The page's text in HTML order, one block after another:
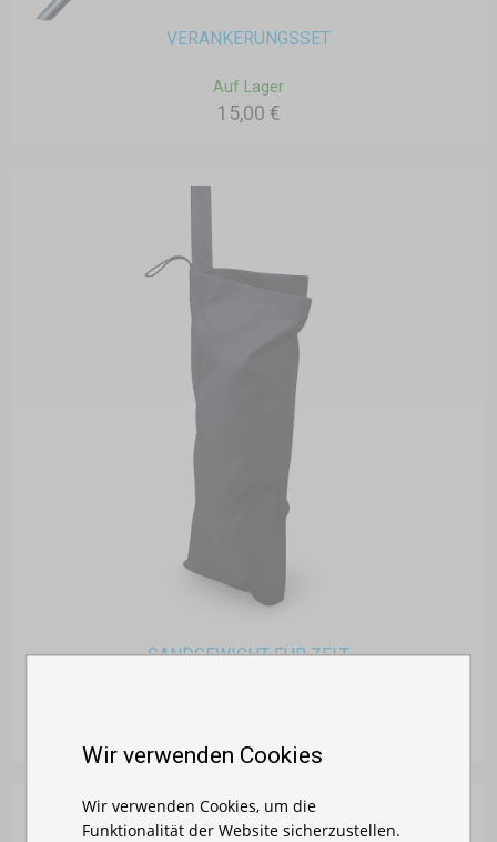
VERANKERUNGSSET
Auf Lager
15,00 €
SANDGEWICHT FÜR ZELT
Wir verwenden Cookies
Wir verwenden Cookies, um die
Funktionalität der Website sicherzustellen.